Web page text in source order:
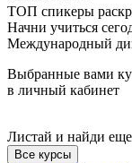
ТОП спикеры
Начни учиться
Международный
Выбранные вами
в личный кабинет
Листай и найди
Все курсы